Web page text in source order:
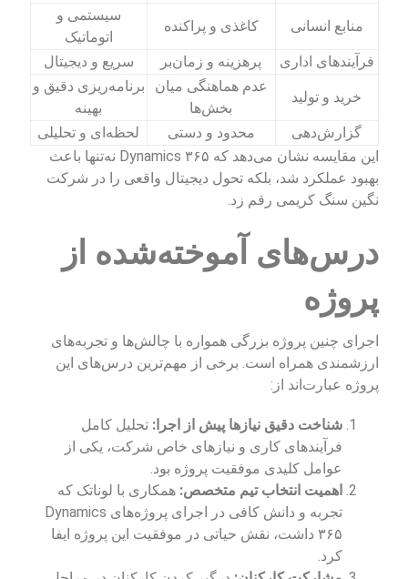
منابع انسانی کاغذی و پراکنده
سیستمی و
اتوماتیک
فرآیندهای اداری
پرهزینه و زمان‌بر سریع و دیجیتال
خرید و تولید
عدم هماهنگی میان
بخش‌ها
برنامه‌ریزی دقیق و
بهینه
گزارش‌دهی
محدود و دستی
لحظه‌ای و تحلیلی
این مقایسه نشان می‌دهد که Dynamics ۳۶۵ نه‌تنها باعث
بهبود عملکرد شد، بلکه تحول دیجیتال واقعی را در شرکت
نگین سنگ کریمی رقم زد.
درس‌های آموخته‌شده از
پروژه
اجرای چنین پروژه بزرگی همواره با چالش‌ها و تجربه‌های
ارزشمندی همراه است. برخی از مهم‌ترین درس‌های این
پروژه عبارت‌اند از:
شناخت دقیق نیازها پیش از اجرا: تحلیل کامل
فرآیندهای کاری و نیازهای خاص شرکت، یکی از
عوامل کلیدی موفقیت پروژه بود.
اهمیت انتخاب تیم متخصص: همکاری با لوناتک که
تجربه و دانش کافی در اجرای پروژه‌های Dynamics
۳۶۵ داشت، نقش حیاتی در موفقیت این پروژه ایفا
کرد.